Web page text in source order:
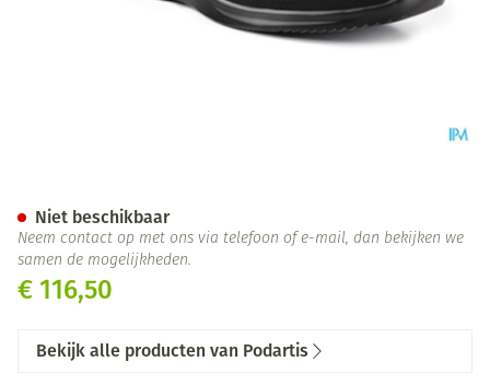
€ 116,50
Niet beschikbaar
Neem contact op met ons via telefoon of e-mail, dan bekijken we
samen de mogelijkheden.
Bekijk alle producten van Podartis